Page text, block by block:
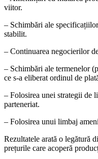
viitor.
– Schimbări ale
stabilit.
– Continuarea negocierilor
– Schimbări ale termenelor
ce s-a eliberat ordinul de
– Folosirea unei strategii de
parteneriat.
– Folosirea unui limbaj
Rezultatele arată o legătură
prețurile care acoperă